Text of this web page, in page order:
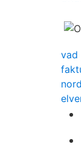
vad